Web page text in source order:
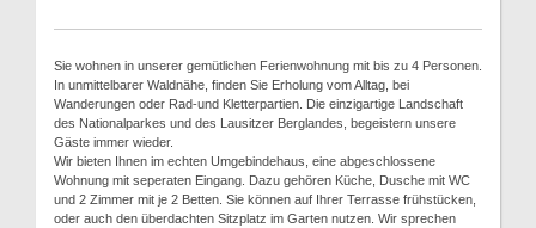
Sie wohnen in unserer gemütlichen Ferienwohnung mit bis zu 4 Personen.
In unmittelbarer Waldnähe, finden Sie Erholung vom Alltag, bei
Wanderungen oder Rad-und Kletterpartien. Die einzigartige Landschaft
des Nationalparkes und des Lausitzer Berglandes, begeistern unsere
Gäste immer wieder.
Wir bieten Ihnen im echten Umgebindehaus, eine abgeschlossene
Wohnung mit seperaten Eingang. Dazu gehören Küche, Dusche mit WC
und 2 Zimmer mit je 2 Betten. Sie können auf Ihrer Terrasse frühstücken,
oder auch den überdachten Sitzplatz im Garten nutzen. Wir sprechen